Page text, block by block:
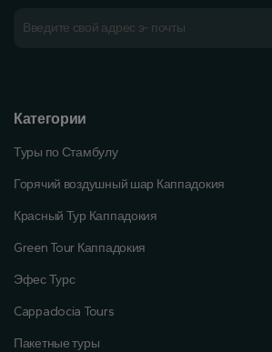
Категории
Туры по Стамбулу
Горячий воздушный шар Каппадокия
Красный Тур Каппадокия
Green Tour Каппадокия
Эфес Турс
Cappadocia Tours
Пакетные туры